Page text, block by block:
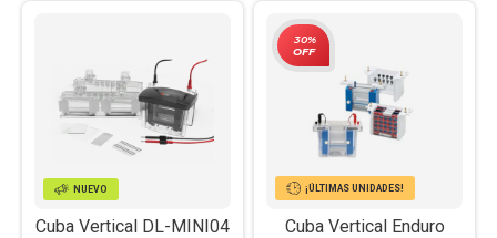
NUEVO
Cuba Vertical DL-MINI04
¡ÚLTIMAS UNIDADES!
30%
OFF
Cuba Vertical Enduro